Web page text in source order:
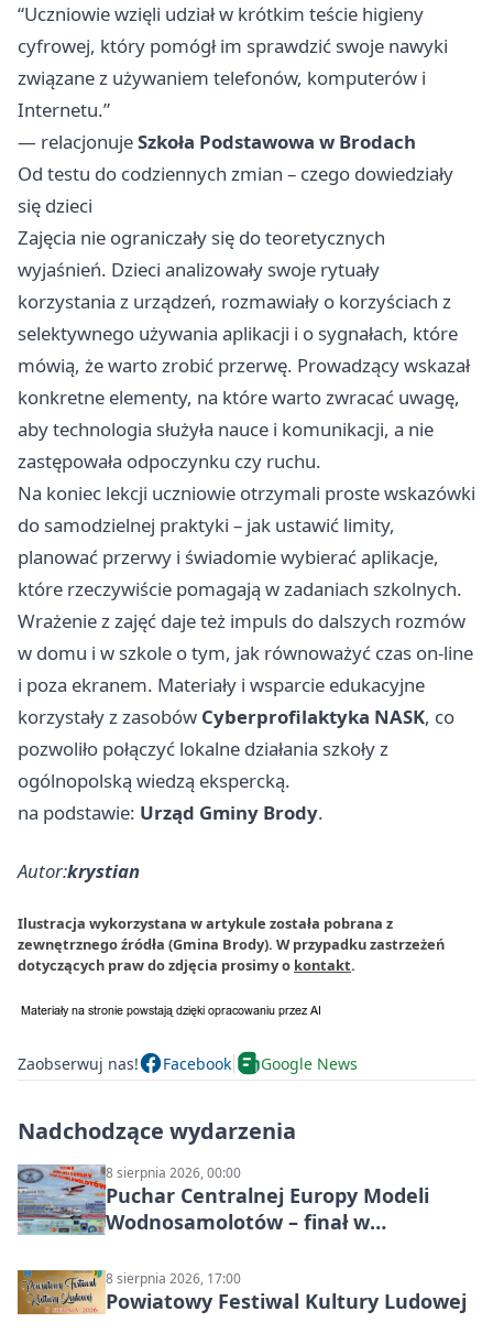
“Uczniowie wzięli udział w krótkim teście higieny
cyfrowej, który pomógł im sprawdzić swoje nawyki
związane z używaniem telefonów, komputerów i
Internetu.”
— relacjonujeSzkoła Podstawowa w Brodach
Od testu do codziennych zmian – czego dowiedziały
się dzieci
Zajęcia nie ograniczały się do teoretycznych
wyjaśnień. Dzieci analizowały swoje rytuały
korzystania z urządzeń, rozmawiały o korzyściach z
selektywnego używania aplikacji i o sygnałach, które
mówią, że warto zrobić przerwę. Prowadzący wskazał
konkretne elementy, na które warto zwracać uwagę,
aby technologia służyła nauce i komunikacji, a nie
zastępowała odpoczynku czy ruchu.
Na koniec lekcji uczniowie otrzymali proste wskazówki
do samodzielnej praktyki – jak ustawić limity,
planować przerwy i świadomie wybierać aplikacje,
które rzeczywiście pomagają w zadaniach szkolnych.
Wrażenie z zajęć daje też impuls do dalszych rozmów
w domu i w szkole o tym, jak równoważyć czas on-line
i poza ekranem. Materiały i wsparcie edukacyjne
korzystały z zasobów Cyberprofilaktyka NASK, co
pozwoliło połączyć lokalne działania szkoły z
ogólnopolską wiedzą ekspercką.
na podstawie: Urząd Gminy Brody.
Autor:krystian
Ilustracja wykorzystana w artykule została pobrana z
zewnętrznego źródła (Gmina Brody). W przypadku zastrzeżeń
dotyczących praw do zdjęcia prosimy o kontakt.
Zaobserwuj nas! Facebook Google News
Nadchodzące wydarzenia
8 sierpnia 2026, 00:00
Puchar Centralnej Europy Modeli
Wodnosamolotów – finał w
8 sierpnia 2026, 17:00
Powiatowy Festiwal Kultury Ludowej